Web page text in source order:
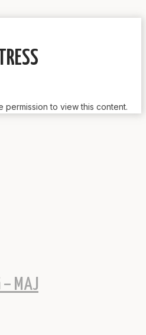
permission to view this content.
– MAJ